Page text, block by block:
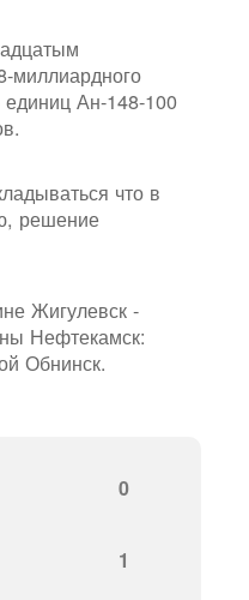
миллиардного
единиц Ан-148-100
что в
решение
Жигулевск -
Нефтекамск:
Обнинск.
0
1